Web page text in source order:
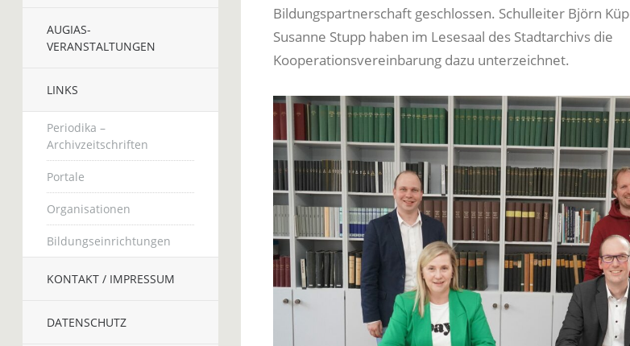
AUGIAS-
VERANSTALTUNGEN
LINKS
Periodika –
Archivzeitschriften
Portale
Organisationen
Bildungseinrichtungen
KONTAKT / IMPRESSUM
DATENSCHUTZ
Bildungspartnerschaft geschlossen. Schulleiter Björn
Susanne Stupp haben im Lesesaal des Stadtarchivs die
Kooperationsvereinbarung dazu unterzeichnet.